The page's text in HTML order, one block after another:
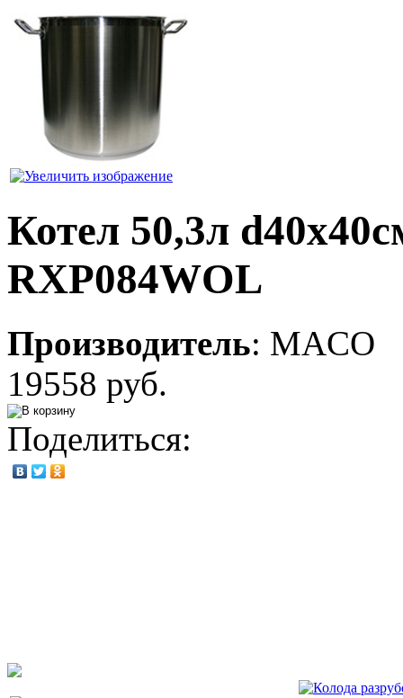
Котел 50,3л
RXP084WOL
Производитель: MACO
19558 руб.
Поделиться: